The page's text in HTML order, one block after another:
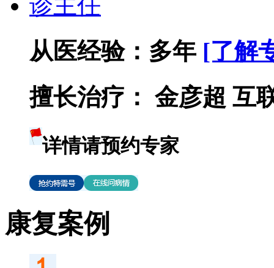
从医经验： 多年 [了解
擅长治疗： 金彦超 互
详情请预约专家
康复案例